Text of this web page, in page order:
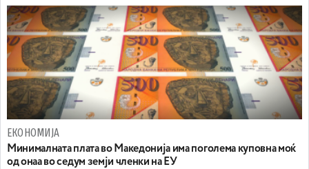
ЕКОНОМИЈА
Минималната плата во Македонија има поголема куповна моќ
од онаа во седум земји членки на ЕУ